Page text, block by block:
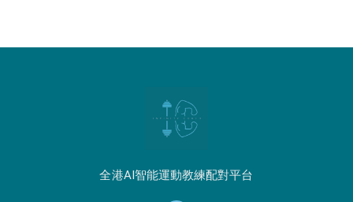
全港AI智能運動教練配對平台